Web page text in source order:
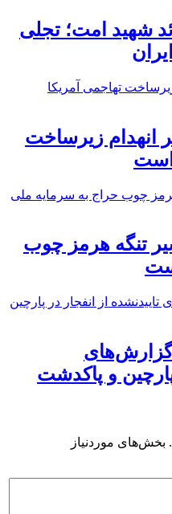
شهید امت؛ تجلی
انهدام زیرساخت
است
تنگه هرمز چوب
گزارش‌های
پارچین و پاکدشت
بخش‌های موردنیاز